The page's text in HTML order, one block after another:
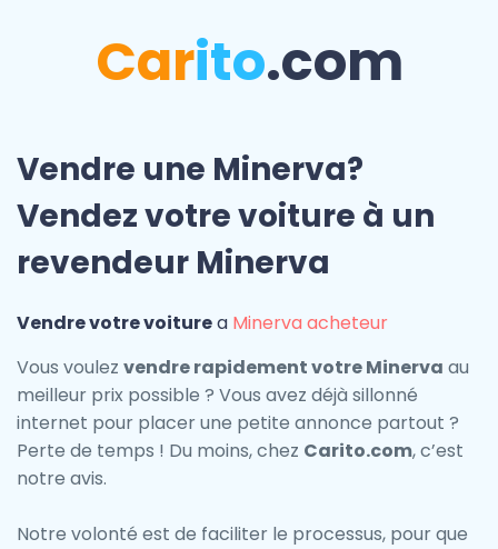
Carito.com
Vendre une Minerva?
Vendez votre voiture à un
revendeur Minerva
Vendre votre voiturea Minerva acheteur
Vous voulez vendre rapidement votre Minerva au
meilleur prix possible ? Vous avez déjà sillonné
internet pour placer une petite annonce partout ?
Perte de temps ! Du moins, chez Carito.com, c’est
notre avis.
Notre volonté est de faciliter le processus, pour que